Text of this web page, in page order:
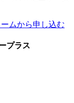
ムから申し込む
プラス